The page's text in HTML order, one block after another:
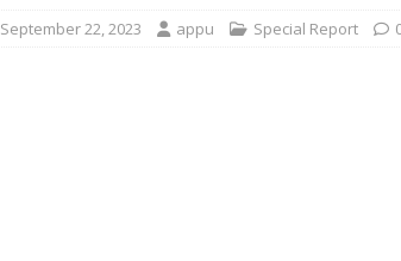
September 22, 2023 appu Special Report